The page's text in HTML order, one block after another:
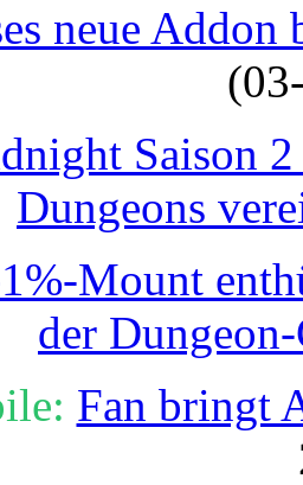
neue
Saison
Dungeons
Mount
der
Fan bringt